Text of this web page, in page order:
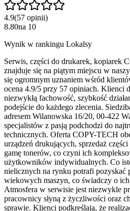
4.9(57 opinii)
8.80na 10
Wynik w rankingu Lokalsy
Serwis, części do drukarek, kopiarek
znajduje się na piątym miejscu w
się ogromnym uznaniem wśród
ocena 4.9/5 przy 57 opiniach. Klienci
niezwykłą fachowość, szybkość
podejście do każdego zlecenia.
adresem Wilanowska 16/20, 00-422
specjalistów z pasją podchodzi do
technicznych. Oferta COPY-TECH
urządzeń drukujących, sprzedaż
gamę tonerów, co czyni ich
użytkowników indywidualnych. Co
nielicznych na rynku potrafi pozyskać
wiekowych maszyn, co świadczy o
Atmosfera w serwisie jest niezwykle
pracownicy słyną z życzliwości oraz
sprawie. Klienci podkreślają, że